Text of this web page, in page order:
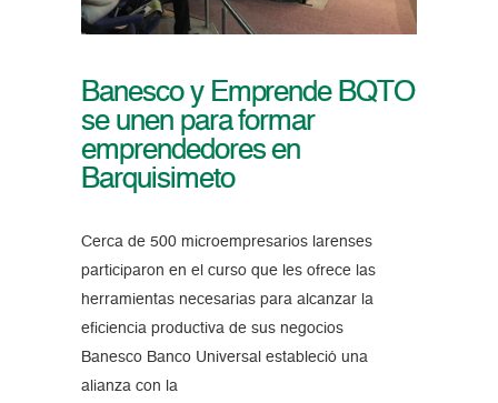
Banesco y Emprende BQTO
se unen para formar
emprendedores en
Barquisimeto
Cerca de 500 microempresarios larenses
participaron en el curso que les ofrece las
herramientas necesarias para alcanzar la
eficiencia productiva de sus negocios
Banesco Banco Universal estableció una
alianza con la